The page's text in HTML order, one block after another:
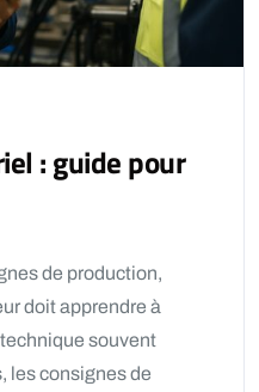
: guide pour
de production,
doit apprendre à
souvent
les consignes de